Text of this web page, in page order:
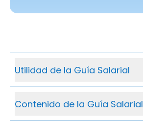
Utilidad de la Guía Salarial
Contenido de la Guía Salarial